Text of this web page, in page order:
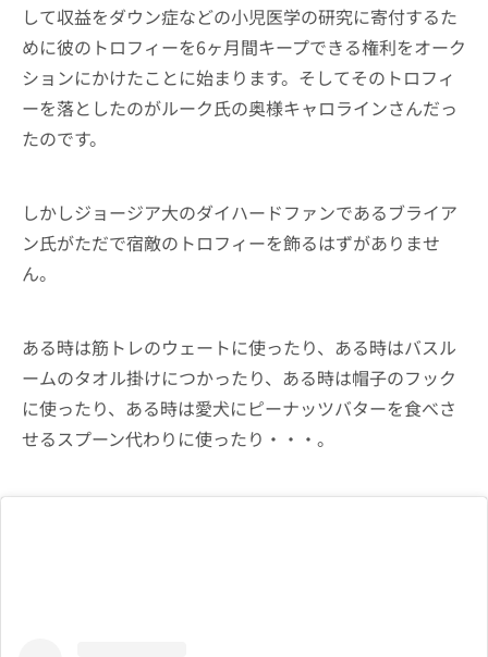
して収益をダウン症などの小児医学の研究に寄付するた
めに彼のトロフィーを6ヶ月間キープできる権利をオーク
ションにかけたことに始まります。そしてそのトロフィ
ーを落としたのがルーク氏の奥様キャロラインさんだっ
たのです。
しかしジョージア大のダイハードファンであるブライア
ン氏がただで宿敵のトロフィーを飾るはずがありませ
ん。
ある時は筋トレのウェートに使ったり、ある時はバスル
ームのタオル掛けにつかったり、ある時は帽子のフック
に使ったり、ある時は愛犬にピーナッツバターを食べさ
せるスプーン代わりに使ったり・・・。